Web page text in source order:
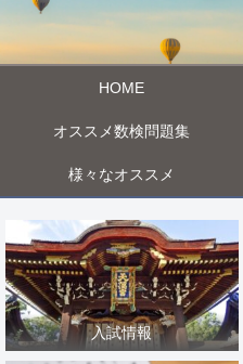
HOME
オススメ数検問題集
様々なオススメ
入試情報